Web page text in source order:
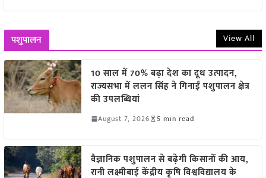
पशुपालन View All
10 साल में 70% बढ़ा देश का दूध उत्पादन,
राज्यसभा में ललन सिंह ने गिनाईं पशुपालन क्षेत्र
की उपलब्धियां
August 7, 2026 5 min read
वैज्ञानिक पशुपालन से बढ़ेगी किसानों की आय,
रानी लक्ष्मीबाई केंद्रीय कृषि विश्वविद्यालय के